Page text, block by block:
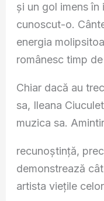
și un gol imens în
cunoscut-o.
energia
românesc timp
Chiar dacă au
sa, Ileana
muzica sa.
recunoștință,
demonstrează
artista viețile